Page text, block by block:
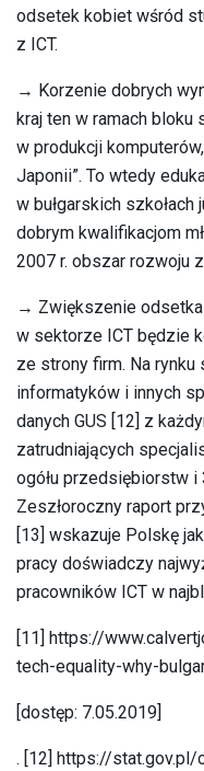
odsetek kobiet wśród
z ICT.
→ Korzenie dobrych
kraj ten w ramach
w produkcji
Japonii”. To wtedy
w bułgarskich szkołach
dobrym kwalifikacjom
2007 r. obszar rozwoju
→ Zwiększenie
w sektorze ICT będzie
ze strony firm. Na
informatyków i innych
danych GUS [12] z
zatrudniających
ogółu przedsiębiorstw i
Zeszłoroczny raport
[13] wskazuje Polskę
pracy doświadczy
pracowników ICT w
[11] https://
tech-equality-why-
[dostęp: 7.05.2019]
. [12] https://